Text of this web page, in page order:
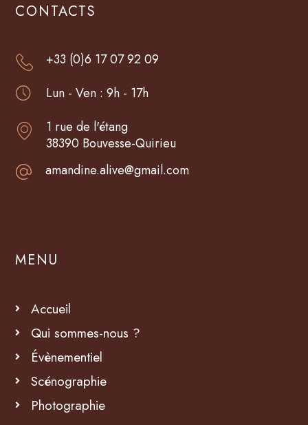
CONTACTS
+33 (0)6 17 07 92 09
Lun - Ven : 9h - 17h
1 rue de l'étang
38390 Bouvesse-Quirieu
amandine.alive@gmail.com
MENU
Accueil
Qui sommes-nous ?
Évènementiel
Scénographie
Photographie